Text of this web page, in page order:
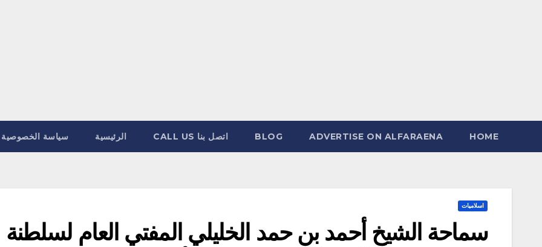
HOME
ADVERTISE ON ALFARAENA
BLOG اتصل بنا CALL US الرئيسية سياسة الخصوصية
اسلاميات
سماحة الشيخ أحمد بن حمد الخليلي المفتي العام لسلطنة